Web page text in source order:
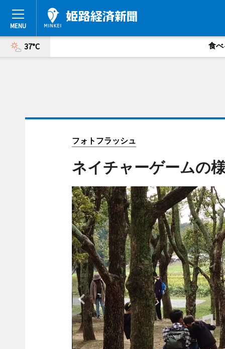
37°C 食べ
フォトフラッシュ
ネイチャーゲームの